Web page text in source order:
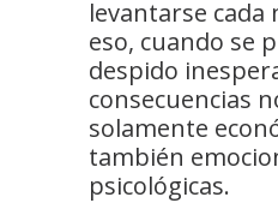
levantarse cada
eso, cuando se
despido
consecuencias
solamente
también
psicológicas.